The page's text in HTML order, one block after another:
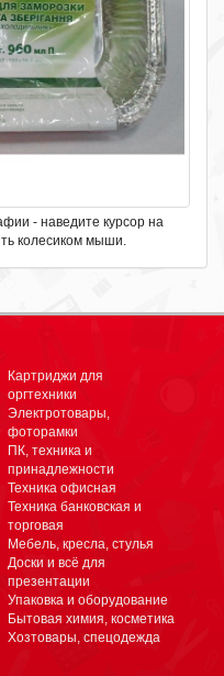
- наведите курсор на
колесиком мыши.
Картриджи для
оргтехники
Электротовары,
фоторамки
ПК, техника и
принадлежности
Техника офисная
Техника банковская и
торговая
Мебель, кресла, стулья
Доски и всё для
презентации
Упаковка и оборудование
Бытовая химия, косметика
Хозтовары, спецодежда